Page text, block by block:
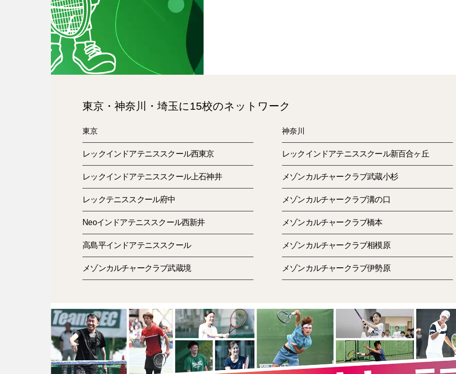
東京・神奈川・埼玉に15校のネットワーク
東京
レックインドアテニススクール西東京
レックインドアテニススクール上石神井
レックテニススクール府中
Neoインドアテニススクール西新井
高島平インドアテニススクール
メゾンカルチャークラブ武蔵境
神奈川
レックインドアテニススクール新百合ヶ丘
メゾンカルチャークラブ武蔵小杉
メゾンカルチャークラブ溝の口
メゾンカルチャークラブ橋本
メゾンカルチャークラブ相模原
メゾンカルチャークラブ伊勢原